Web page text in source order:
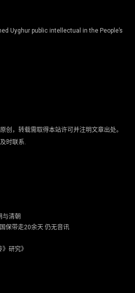
Uyghur public intellectual in the People’s
创，转载需取得本站许可并注明文章出处。
时联系.
清朝
保带走20余天 仍无音讯
研究》